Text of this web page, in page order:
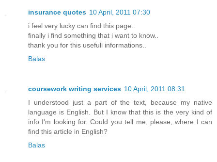
insurance quotes 10 April, 2011 07:30
i feel very lucky can find this page..
finally i find something that i want to know..
thank you for this usefull informations..
Balas
coursework writing services 10 April, 2011 08:31
I understood just a part of the text, because my native
language is English. But I know that this is the very kind of
info I'm looking for. Could you tell me, please, where I can
find this article in English?
Balas